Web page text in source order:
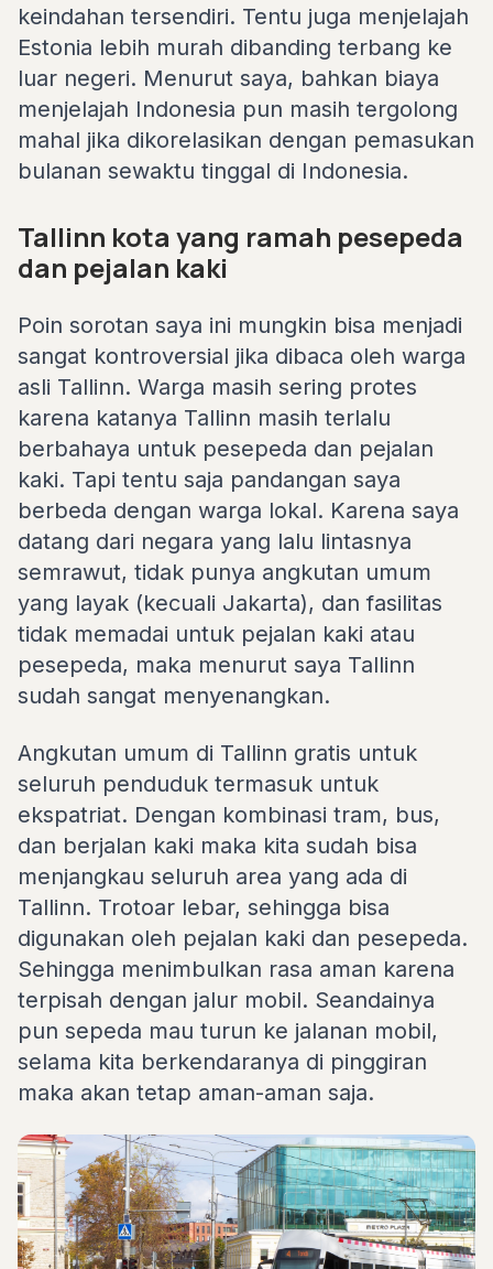
keindahan tersendiri. Tentu juga menjelajah
Estonia lebih murah dibanding terbang ke
luar negeri. Menurut saya, bahkan biaya
menjelajah Indonesia pun masih tergolong
mahal jika dikorelasikan dengan pemasukan
bulanan sewaktu tinggal di Indonesia.
Tallinn kota yang ramah pesepeda
dan pejalan kaki
Poin sorotan saya ini mungkin bisa menjadi
sangat kontroversial jika dibaca oleh warga
asli Tallinn. Warga masih sering protes
karena katanya Tallinn masih terlalu
berbahaya untuk pesepeda dan pejalan
kaki. Tapi tentu saja pandangan saya
berbeda dengan warga lokal. Karena saya
datang dari negara yang lalu lintasnya
semrawut, tidak punya angkutan umum
yang layak (kecuali Jakarta), dan fasilitas
tidak memadai untuk pejalan kaki atau
pesepeda, maka menurut saya Tallinn
sudah sangat menyenangkan.
Angkutan umum di Tallinn gratis untuk
seluruh penduduk termasuk untuk
ekspatriat. Dengan kombinasi tram, bus,
dan berjalan kaki maka kita sudah bisa
menjangkau seluruh area yang ada di
Tallinn. Trotoar lebar, sehingga bisa
digunakan oleh pejalan kaki dan pesepeda.
Sehingga menimbulkan rasa aman karena
terpisah dengan jalur mobil. Seandainya
pun sepeda mau turun ke jalanan mobil,
selama kita berkendaranya di pinggiran
maka akan tetap aman-aman saja.